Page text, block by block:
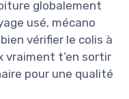
globalement
usé, mécano
vérifier le colis à
vraiment t’en sortir
pour une qualité